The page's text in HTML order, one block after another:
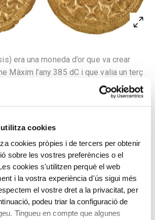
cookies
cookies pròpies i de tercers per obtenir
sobre les vostres preferències o el
cookies s'utilitzen perquè el web
i la vostra experiència d'ús sigui més
el vostre dret a la privacitat, per
podeu triar la configuració de
Tingueu en compte que algunes
era una moneda d’or que va crear
Màxim l’any 385 dC i que valia un terç
desaparició de l’Imperi romà a Occident
aconseguir or, els regnes germànics
de Sisebut amb diadema de
per la llegenda SISEBVTVS
revers, bust frontal de Sisebut amb
i clàmide, envoltat per la llegenda
creu.
rei visigot d’Hispània.